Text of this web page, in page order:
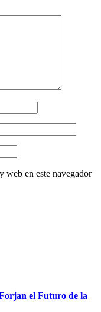
web en este navegador
el Futuro de la